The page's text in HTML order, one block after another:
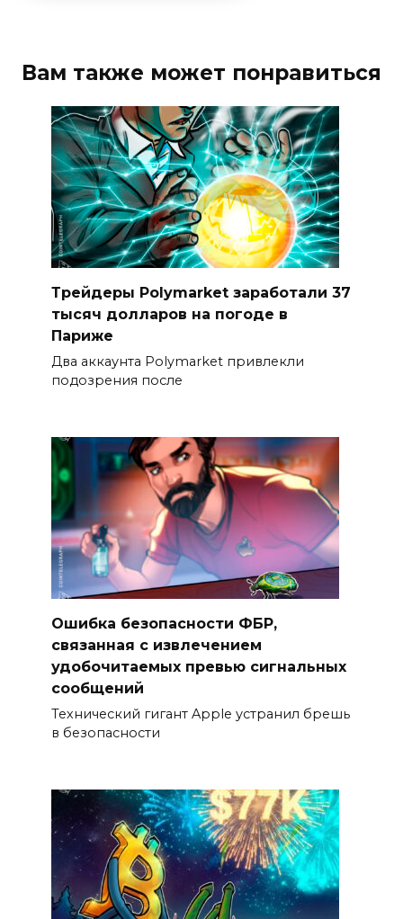
Вам также может понравиться
Трейдеры Polymarket заработали 37
тысяч долларов на погоде в
Париже
Два аккаунта Polymarket привлекли
подозрения после
Ошибка безопасности ФБР,
связанная с извлечением
удобочитаемых превью сигнальных
сообщений
Технический гигант Apple устранил брешь
в безопасности